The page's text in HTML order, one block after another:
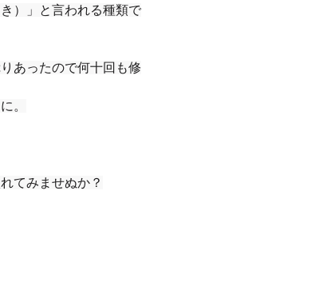
）」と言われる種類で
あったので何十回も修
。
てみませぬか？